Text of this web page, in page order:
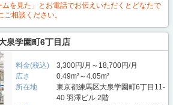
ムを見た」とお電話でお伝えいただくとどなたで
相談ください。
泉学園町6丁目店
料金(税込)
3,300円/月～18,700円/月
広さ
0.49m²～4.05m²
所在地
東京都練馬区大泉学園町6丁目11-
40 羽澤ビル 2階